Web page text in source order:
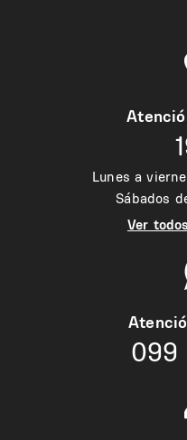
Lunes a
Sábados
Ver
099